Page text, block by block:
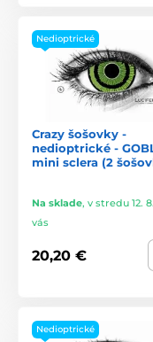
Nedioptrické
Crazy šošovky -
nedioptrické -
mini sclera (2
Na sklade, v stredu 12.
vás
20,20 €
Nedioptrické